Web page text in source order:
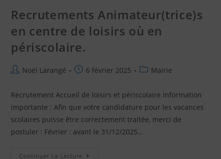
Recrutements Animateur(trice)s
en centre de loisirs où en
périscolaire.
Noël Larangé 6 février 2025 Mairie
Recrutement Accueil de loisirs et périscolaire Information
importante : Afin que votre candidature pour les vacances
scolaires puisse être correctement traitée, merci de
postuler : Février : avant le 31/12/2025…
Continuer La Lecture